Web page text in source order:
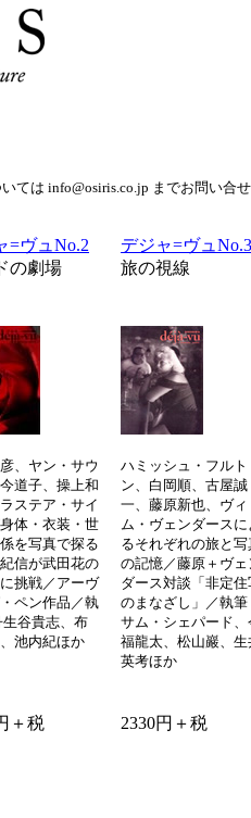
ては info@osiris.co.jp までお問い合
=ヴュNo.2
の劇場
デジャ=ヴュNo.3
旅の視線
、ヤン・サウ
道子、操上和
ステア・サイ
体・衣装・世
を写真で探る
信が武田花の
挑戦／アーヴ
ペン作品／執
生谷貴志、布
池内紀ほか
ハミッシュ・フルト
ン、白岡順、古屋誠
一、藤原新也、ヴィ
ム・ヴェンダースに
るそれぞれの旅と写
の記憶／藤原＋ヴェ
ダース対談「非定住
のまなざし」／執筆
サム・シェパード、
福龍太、松山巖、生
英考ほか
＋税 2330円＋税